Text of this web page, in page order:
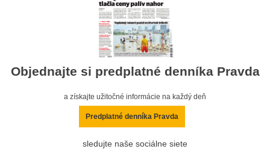
Objednajte si predplatné denníka Pravda
a získajte užitočné informácie na každý deň
Predplatné denníka Pravda
sledujte naše sociálne siete